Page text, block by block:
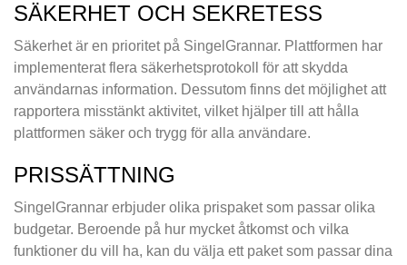
SÄKERHET OCH SEKRETESS
Säkerhet är en prioritet på SingelGrannar. Plattformen har
implementerat flera säkerhetsprotokoll för att skydda
användarnas information. Dessutom finns det möjlighet att
rapportera misstänkt aktivitet, vilket hjälper till att hålla
plattformen säker och trygg för alla användare.
PRISSÄTTNING
SingelGrannar erbjuder olika prispaket som passar olika
budgetar. Beroende på hur mycket åtkomst och vilka
funktioner du vill ha, kan du välja ett paket som passar dina